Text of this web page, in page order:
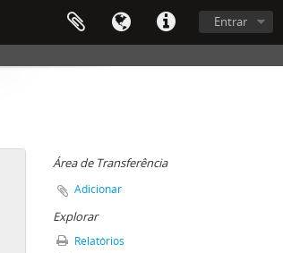
Entrar
Área de Transferência
Adicionar
Explorar
Relatórios